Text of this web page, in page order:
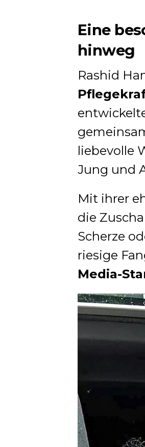
Eine
hinweg
Rashid
liebevolle
Jung und
Mit ihrer
die
Scherze
riesige
Media-